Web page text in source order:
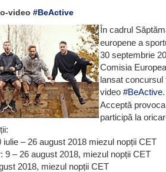
video#BeActive
În cadrul
europene a
30 septembrie
Comisia
lansat concursul
video#BeActive.
Acceptă
participă la
iulie – 26 august 2018 miezul nopții CET
9 – 26 august 2018, miezul nopții CET
2018, miezul nopții CET